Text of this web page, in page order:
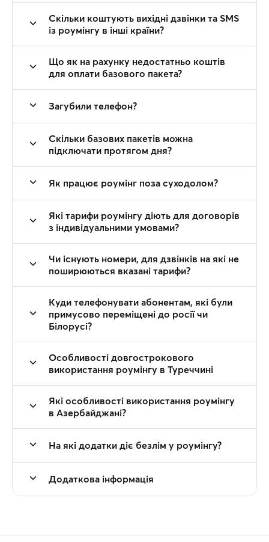
Скільки коштують вихідні дзвінки та SMS
із роумінгу в інші країни?
Що як на рахунку недостатньо коштів
для оплати базового пакета?
Загубили телефон?
Скільки базових пакетів можна
підключати протягом дня?
Як працює роумінг поза суходолом?
Які тарифи роумінгу діють для договорів
з індивідуальними умовами?
Чи існують номери, для дзвінків на які не
поширюються вказані тарифи?
Куди телефонувати абонентам, які були
примусово переміщені до росії чи
Білорусі?
Особливості довгострокового
використання роумінгу в Туреччині
Які особливості використання роумінгу
в Азербайджані?
На які додатки діє безлім у роумінгу?
Додаткова інформація